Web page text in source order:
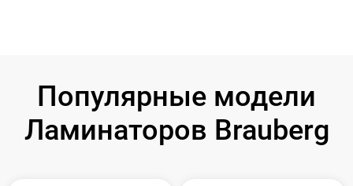
Популярные модели
Ламинаторов Brauberg